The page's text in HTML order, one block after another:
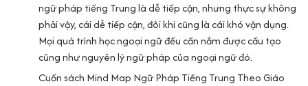
ngữ pháp tiếng Trung là dễ tiếp cận, nhưng thực sự không
phải vậy, cái dễ tiếp cận, đôi khi cũng là cái khó vận dụng.
Mọi quá trình học ngoại ngữ đều cần nắm được cấu tạo
cũng như nguyên lý ngữ pháp của ngoại ngữ đó.
Cuốn sách Mind Map Ngữ Pháp Tiếng Trung Theo Giáo